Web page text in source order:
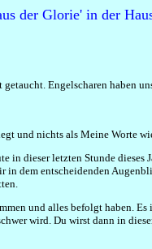
der Glorie' in der
Engelscharen haben
und nichts als Meine Worte
dieser letzten Stunde dieses
dem entscheidenden
und alles befolgt haben.
wird. Du wirst dann in